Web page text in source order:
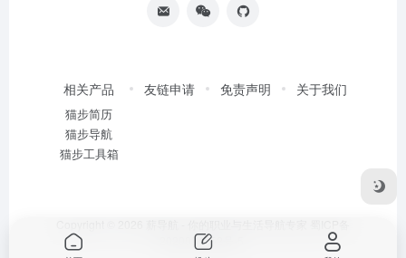
相关产品
猫步简历
猫步导航
猫步工具箱
友链申请 免责声明 关于我们
2020034752号-5